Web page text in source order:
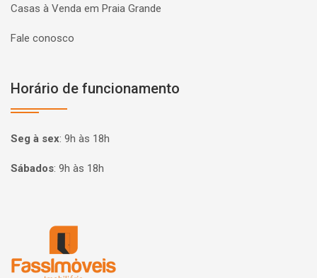
Casas à Venda em Praia Grande
Fale conosco
Horário de funcionamento
Seg à sex: 9h às 18h
Sábados: 9h às 18h